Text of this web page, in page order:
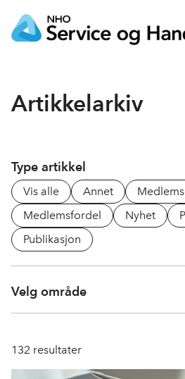
Artikkelarkiv
Type artikkel
Vis alle Annet
Medlemsfordel
Nyhet
Publikasjon
Velg område
132 resultater